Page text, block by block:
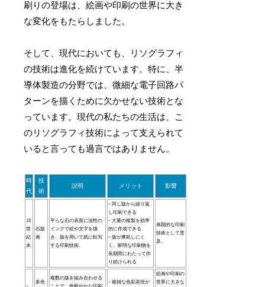
刷りの登場は、絵画や印刷の世界に大き
な変化をもたらしました。
そして、現代においても、リソグラフィ
の技術は進化を続けています。特に、半
導体製造の分野では、微細な電子回路パ
ターンを描くために欠かせない技術とな
っています。現代の私たちの生活は、こ
のリソグラフィ技術によって支えられて
いると言っても過言ではありません。
時
代
技
術
説明 メリット 影響
18
世
紀
末
石版
画
平らな石の表面に油性の
インクで絵や文字を描
き、版を用いて紙に転写
する印刷技術。
– 同じ版から繰り返
し印刷できる
– 大量の複製を効率
的に作成できる
– 版が摩耗しにく
く、鮮明な印刷物を
長期間にわたって作
り続けられる
画期的な印刷
技術として普
及。
多色
複数の版を組み合わせる
– 複雑な色彩表現が
絵画や印刷の
世界に大きな